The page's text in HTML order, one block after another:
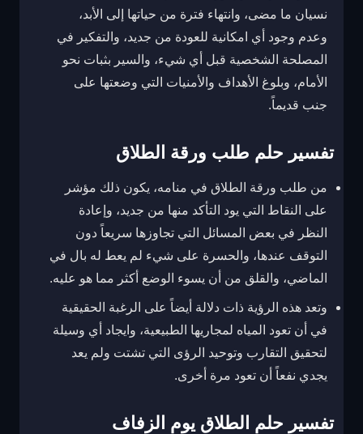
نسيان ما مضى، وانتهاء فترة من حياتها إلى الأبد،
وعدم وجود أي امكانية للعودة من جديد، والتفكير في
المصلحة الشخصية قبل أي شيء، والسير بثبات نحو
الأمام، وبلوغ الأهداف والأمنيات التي وضعتها على
جنب قديماً.
تفسير حلم طلب ورقة الطلاق
من طلب ورقة الطلاق في منامه، يكون ذلك مؤشر
على النقاط التي يود التأكد منها من جديد، وإعادة
النظر في بعض المسائل التي تجاوزها سريعاً دون
التوقف عندها، والحسرة على شيء لم يعط له بال في
الماضي، والقلق من أن يسوء الوضع أكثر مما هو عليه.
وتعد هذه الرؤية ذات دلالة أيضاً على الرغبة الحقيقية
في أن تعود المياه لمجاريها الطبيعية، وايجاد أي وسيلة
لتحقيق التقارب وتوحيد الرؤى التي تشتت ولم يعد
يجدي نفعاً أن تعود مرة أخرى.
تفسير حلم الطلاق يوم الزفاف